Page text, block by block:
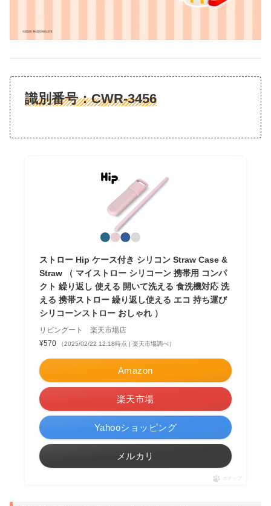
識別番号：CWR-3456
ストロー Hip ケース付き シリコン Straw Case &
Straw （ マイストロー シリコーン 携帯用 コンパ
クト 繰り返し 使える 開いて洗える 食洗機対応 洗
える 携帯ストロー 繰り返し使える エコ 持ち運び
シリコーンストロー おしゃれ ）
リビングート 楽天市場店
¥570
（2025/02/22 12:18時点 | 楽天市場調べ）
Amazon
楽天市場
Yahooショッピング
メルカリ
ポチップ